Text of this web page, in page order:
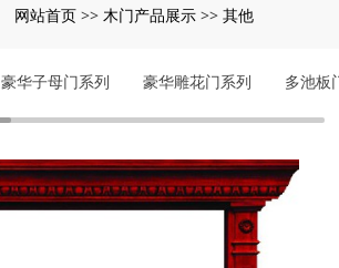
网站首页 >> 木门产品展示 >> 其他
豪华子母门系列 豪华雕花门系列 多池板